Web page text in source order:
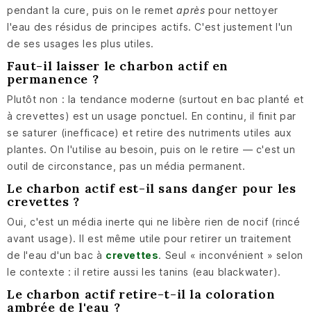
pendant la cure, puis on le remetaprès pour nettoyer
l'eau des résidus de principes actifs. C'est justement l'un
de ses usages les plus utiles.
Faut-il laisser le charbon actif en
permanence ?
Plutôt non : la tendance moderne (surtout en bac planté et
à crevettes) est un usage ponctuel. En continu, il finit par
se saturer (inefficace) et retire des nutriments utiles aux
plantes. On l'utilise au besoin, puis on le retire — c'est un
outil de circonstance, pas un média permanent.
Le charbon actif est-il sans danger pour les
crevettes ?
Oui, c'est un média inerte qui ne libère rien de nocif (rincé
avant usage). Il est même utile pour retirer un traitement
de l'eau d'un bac à crevettes. Seul « inconvénient » selon
le contexte : il retire aussi les tanins (eau blackwater).
Le charbon actif retire-t-il la coloration
ambrée de l'eau ?